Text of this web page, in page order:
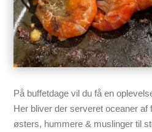
På buffetdage vil du få en
Her bliver der serveret oceaner
østers, hummere & muslinger til